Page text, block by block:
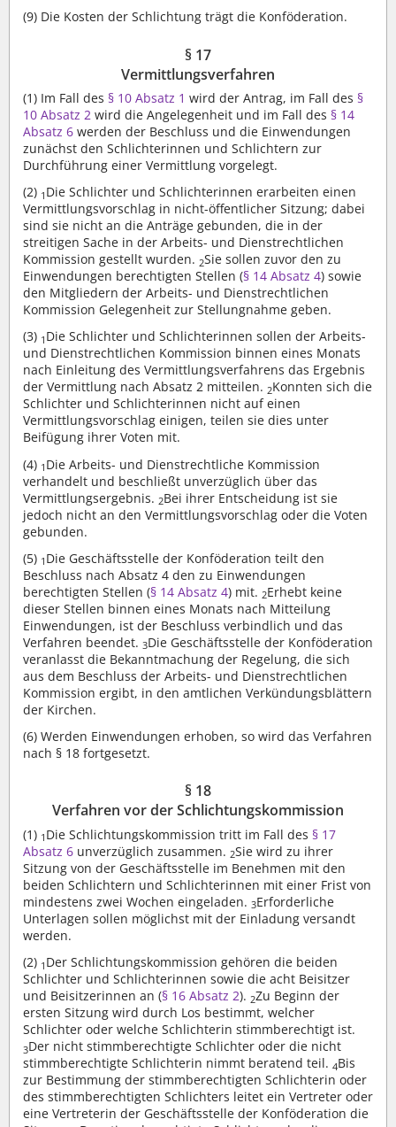
(9) Die Kosten der Schlichtung trägt die Konföderation.
§ 17
Vermittlungsverfahren
(1) Im Fall des § 10 Absatz 1 wird der Antrag, im Fall des §
10 Absatz 2 wird die Angelegenheit und im Fall des § 14
Absatz 6 werden der Beschluss und die Einwendungen
zunächst den Schlichterinnen und Schlichtern zur
Durchführung einer Vermittlung vorgelegt.
(2) 1 Die Schlichter und Schlichterinnen erarbeiten einen
Vermittlungsvorschlag in nicht-öffentlicher Sitzung; dabei
sind sie nicht an die Anträge gebunden, die in der
streitigen Sache in der Arbeits- und Dienstrechtlichen
Kommission gestellt wurden. 2Sie sollen zuvor den zu
Einwendungen berechtigten Stellen (§ 14 Absatz 4) sowie
den Mitgliedern der Arbeits- und Dienstrechtlichen
Kommission Gelegenheit zur Stellungnahme geben.
(3) 1 Die Schlichter und Schlichterinnen sollen der Arbeits-
und Dienstrechtlichen Kommission binnen eines Monats
nach Einleitung des Vermittlungsverfahrens das Ergebnis
der Vermittlung nach Absatz 2 mitteilen. 2Konnten sich die
Schlichter und Schlichterinnen nicht auf einen
Vermittlungsvorschlag einigen, teilen sie dies unter
Beifügung ihrer Voten mit.
(4) 1 Die Arbeits- und Dienstrechtliche Kommission
verhandelt und beschließt unverzüglich über das
Vermittlungsergebnis. 2Bei ihrer Entscheidung ist sie
jedoch nicht an den Vermittlungsvorschlag oder die Voten
gebunden.
(5) 1 Die Geschäftsstelle der Konföderation teilt den
Beschluss nach Absatz 4 den zu Einwendungen
berechtigten Stellen (§ 14 Absatz 4) mit. 2Erhebt keine
dieser Stellen binnen eines Monats nach Mitteilung
Einwendungen, ist der Beschluss verbindlich und das
Verfahren beendet. 3Die Geschäftsstelle der Konföderation
veranlasst die Bekanntmachung der Regelung, die sich
aus dem Beschluss der Arbeits- und Dienstrechtlichen
Kommission ergibt, in den amtlichen Verkündungsblättern
der Kirchen.
(6) Werden Einwendungen erhoben, so wird das Verfahren
nach § 18 fortgesetzt.
§ 18
Verfahren vor der Schlichtungskommission
(1) 1 Die Schlichtungskommission tritt im Fall des § 17
Absatz 6 unverzüglich zusammen. 2Sie wird zu ihrer
Sitzung von der Geschäftsstelle im Benehmen mit den
beiden Schlichtern und Schlichterinnen mit einer Frist von
mindestens zwei Wochen eingeladen. 3Erforderliche
Unterlagen sollen möglichst mit der Einladung versandt
werden.
(2) 1 Der Schlichtungskommission gehören die beiden
Schlichter und Schlichterinnen sowie die acht Beisitzer
und Beisitzerinnen an (§ 16 Absatz 2). 2Zu Beginn der
ersten Sitzung wird durch Los bestimmt, welcher
Schlichter oder welche Schlichterin stimmberechtigt ist.
3Der nicht stimmberechtigte Schlichter oder die nicht
stimmberechtigte Schlichterin nimmt beratend teil. 4Bis
zur Bestimmung der stimmberechtigten Schlichterin oder
des stimmberechtigten Schlichters leitet ein Vertreter oder
eine Vertreterin der Geschäftsstelle der Konföderation die